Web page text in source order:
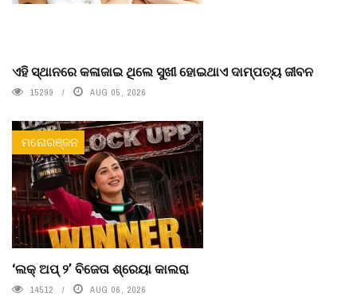
ଏହି ସ୍ଥାନରେ କଳାଜାଇ ଥିଲେ ସୁଖୀ ହୋଇଥାଏ ଦାମ୍ପତ୍ୟ ଜୀବନ
15299 AUG 05, 2026
ମନୋରଞ୍ଜନ
‘ଲକ୍ ଅପ୍ ୨’ ବିଜେତା ଶ୍ରେୟା କାଲରା
14512 AUG 06, 2026